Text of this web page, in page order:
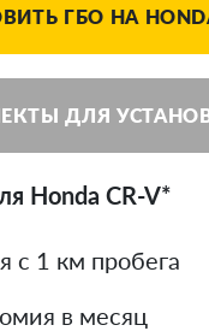
ГБО НА
ДЛЯ
Honda CR-V*
с 1 км пробега
в месяц